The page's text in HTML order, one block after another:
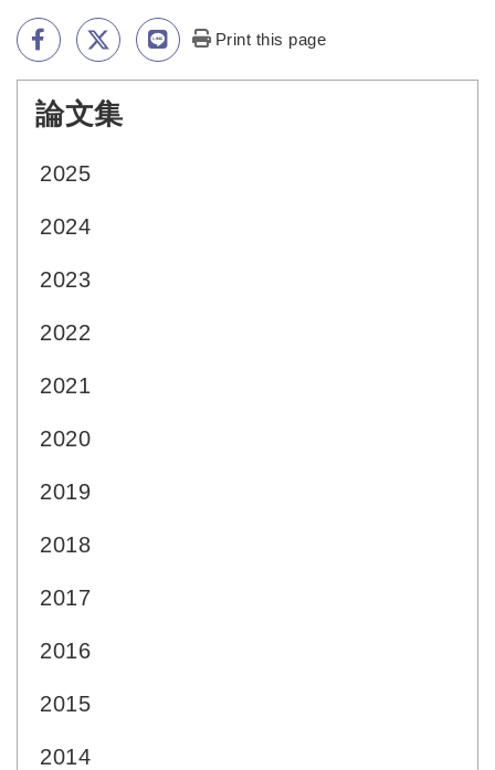
Print this page
論文集
2025
2024
2023
2022
2021
2020
2019
2018
2017
2016
2015
2014